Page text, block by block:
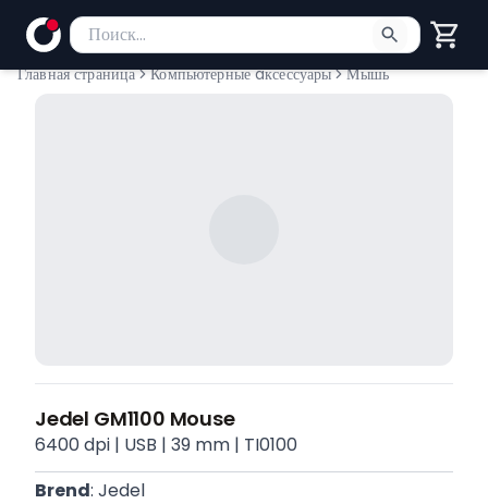
Поиск товаров
Введите минимум 2 символа для поиска. Нажмите
Главная страница Компьютерные aксессуары Мышь
Jedel GM1100 Mouse
6400 dpi | USB | 39 mm | TI0100
Brend: Jedel